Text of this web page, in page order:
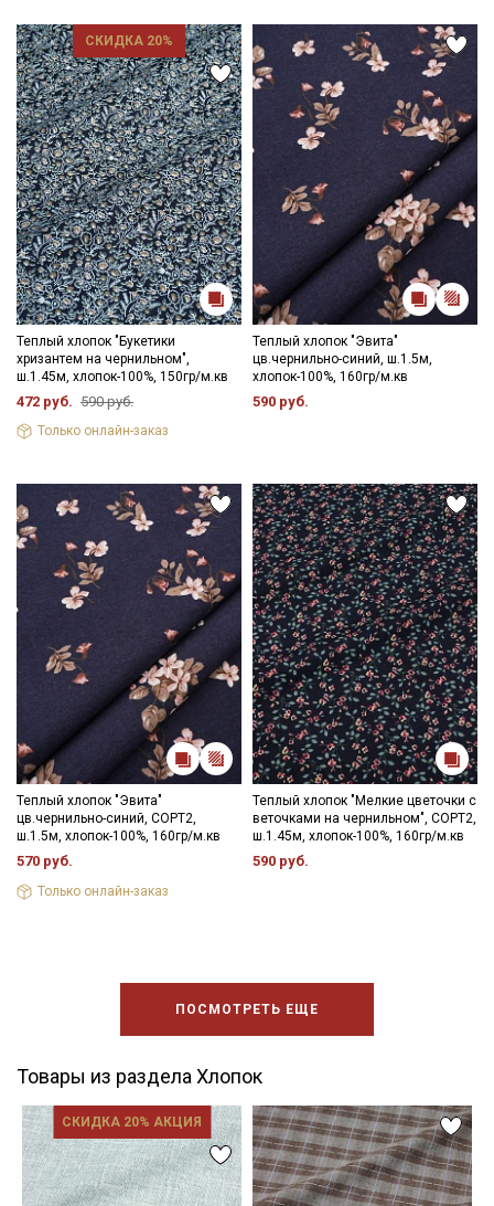
СКИДКА 20%
Теплый хлопок "Букетики
хризантем на чернильном",
ш.1.45м, хлопок-100%, 150гр/м.кв
472 руб. 590 руб.
Только онлайн-заказ
Теплый хлопок "Эвита"
цв.чернильно-синий, ш.1.5м,
хлопок-100%, 160гр/м.кв
590 руб.
Теплый хлопок "Эвита"
цв.чернильно-синий, СОРТ2,
ш.1.5м, хлопок-100%, 160гр/м.кв
570 руб.
Только онлайн-заказ
Теплый хлопок "Мелкие цветочки с
веточками на чернильном", СОРТ2,
ш.1.45м, хлопок-100%, 160гр/м.кв
590 руб.
ПОСМОТРЕТЬ ЕЩЕ
Товары из раздела Хлопок
СКИДКА 20% АКЦИЯ